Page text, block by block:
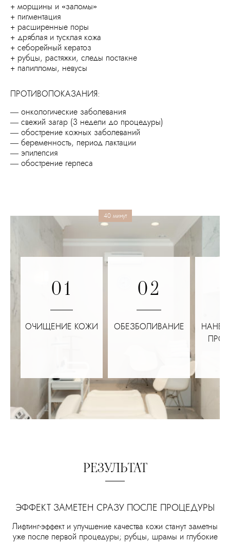
+ морщины и «заломы»
+ пигментация
+ расширенные поры
+ дряблая и тусклая кожа
+ себорейный кератоз
+ рубцы, растяжки, следы постакне
+ папилломы, невусы
ПРОТИВОПОКАЗАНИЯ:
— онкологические заболевания
— свежий загар (3 недели до процедуры)
— обострение кожных заболеваний
— беременность, период лактации
— эпилепсия
— обострение герпеса
40 минут
01
ОЧИЩЕНИЕ КОЖИ
02
ОБЕЗБОЛИВАНИЕ
РЕЗУЛЬТАТ
ЭФФЕКТ ЗАМЕТЕН СРАЗУ ПОСЛЕ ПРОЦЕДУРЫ
Лифтинг-эффект и улучшение качества кожи станут заметны
уже после первой процедуры; рубцы, шрамы и глубокие